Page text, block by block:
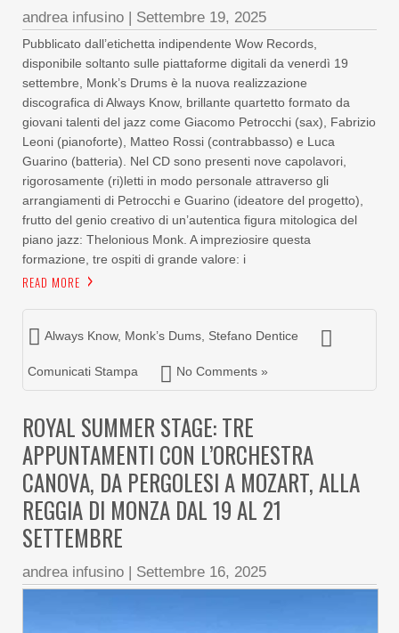
andrea infusino | Settembre 19, 2025
Pubblicato dall’etichetta indipendente Wow Records,
disponibile soltanto sulle piattaforme digitali da venerdì 19
settembre, Monk’s Drums è la nuova realizzazione
discografica di Always Know, brillante quartetto formato da
giovani talenti del jazz come Giacomo Petrocchi (sax), Fabrizio
Leoni (pianoforte), Matteo Rossi (contrabbasso) e Luca
Guarino (batteria). Nel CD sono presenti nove capolavori,
rigorosamente (ri)letti in modo personale attraverso gli
arrangiamenti di Petrocchi e Guarino (ideatore del progetto),
frutto del genio creativo di un’autentica figura mitologica del
piano jazz: Thelonious Monk. A impreziosire questa
formazione, tre ospiti di grande valore: i
READ MORE
Always Know, Monk’s Dums Stefano Dentice
Comunicati Stampa No Comments »
ROYAL SUMMER STAGE: TRE
APPUNTAMENTI CON L’ORCHESTRA
CANOVA, DA PERGOLESI A MOZART, ALLA
REGGIA DI MONZA DAL 19 AL 21
SETTEMBRE
andrea infusino | Settembre 16, 2025